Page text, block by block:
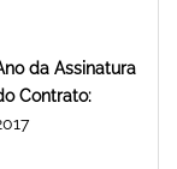
da Assinatura
Contrato: